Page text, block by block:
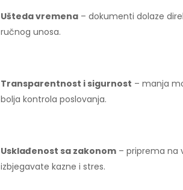
Ušteda vremena – dokumenti dolaze
ručnog unosa.
Transparentnost i sigurnost – manja
bolja kontrola poslovanja.
Usklađenost sa zakonom – priprema na
izbjegavate kazne i stres.